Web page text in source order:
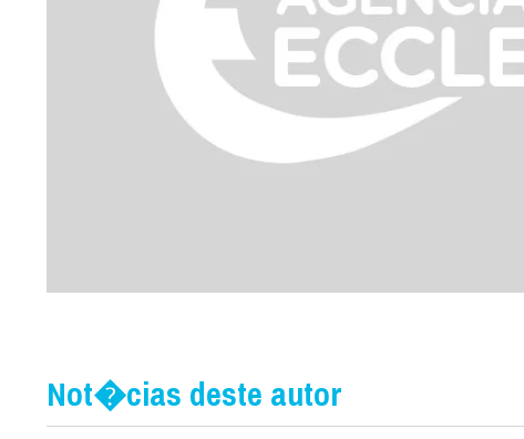
Not�cias deste autor